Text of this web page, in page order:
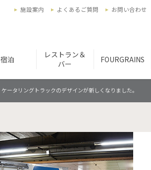
宿泊
レストラン＆
バー
FOURGRAINS
施設案内 よくあるご質問 お問い合わせ
ケータリングトラックのデザインが新しくなりました。